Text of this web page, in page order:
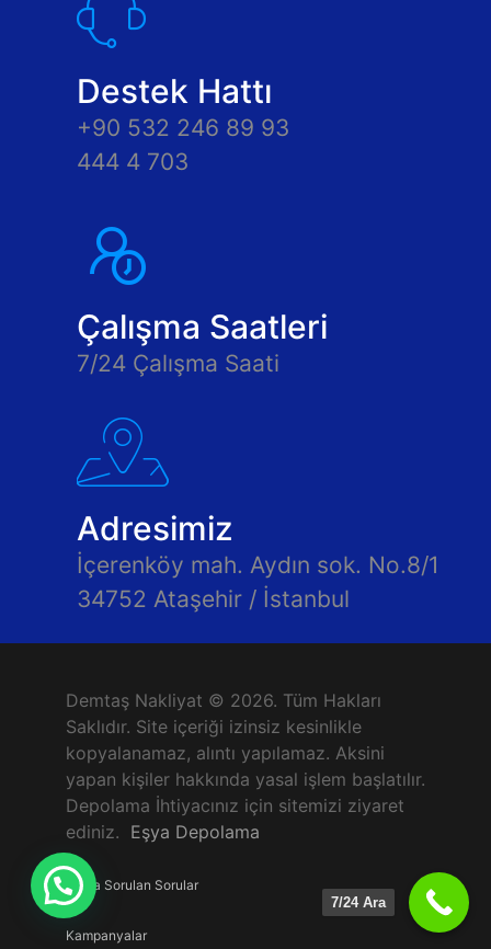
Destek Hattı
+90 532 246 89 93
444 4 703
Çalışma Saatleri
7/24 Çalışma Saati
Adresimiz
İçerenköy mah. Aydın sok. No.8/1
34752 Ataşehir / İstanbul
Demtaş Nakliyat © 2026. Tüm Hakları
Saklıdır. Site içeriği izinsiz kesinlikle
kopyalanamaz, alıntı yapılamaz. Aksini
yapan kişiler hakkında yasal işlem başlatılır.
Depolama İhtiyacınız için sitemizi ziyaret
ediniz. Eşya Depolama
Sıkça Sorulan Sorular
Kampanyalar
7/24 Ara